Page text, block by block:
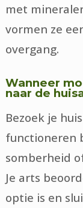
met
vormen ze
overgang.
Wanneer
naar de
Bezoek je
functioneren
somberheid
Je arts
optie is en